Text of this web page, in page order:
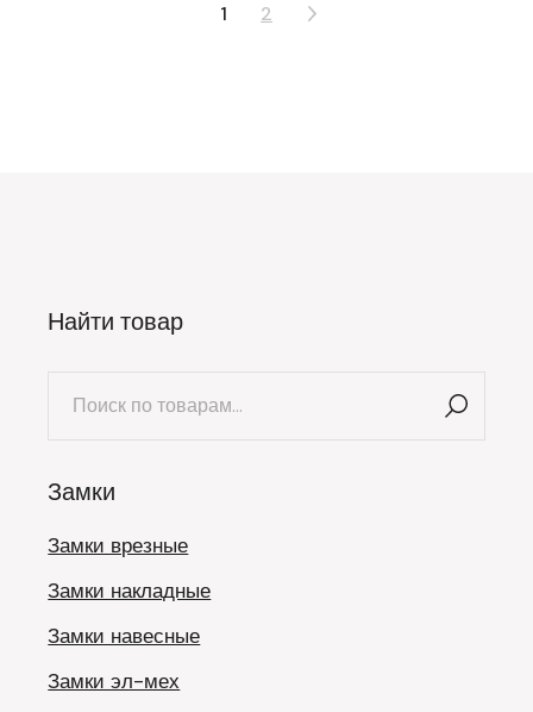
1 2
Найти товар
Замки
Замки врезные
Замки накладные
Замки навесные
Замки эл-мех